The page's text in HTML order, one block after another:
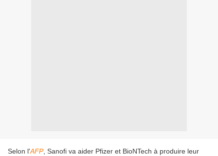
Selon l'AFP, Sanofi va aider Pfizer et BioNTech à produire leur